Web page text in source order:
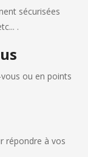
sécurisées
.
ou en points
répondre à vos